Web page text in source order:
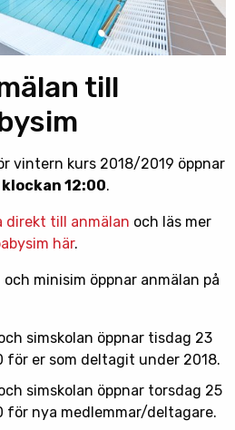
till
vintern kurs 2018/2019 öppnar
12:00.
direkt till anmälan och läs mer
här.
minisim öppnar anmälan på
simskolan öppnar tisdag 23
för er som deltagit under 2018.
simskolan öppnar torsdag 25
för nya medlemmar/deltagare.